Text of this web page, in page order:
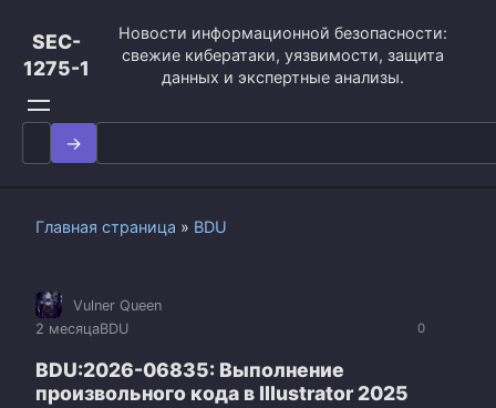
контенту
SEC-
1275-1
Новости информационной безопасности:
свежие кибератаки, уязвимости, защита
данных и экспертные анализы.
Search
for:
Главная страница » BDU
0
Vulner Queen
2 месяцаBDU
BDU:2026-06835: Выполнение
произвольного кода в Illustrator 2025